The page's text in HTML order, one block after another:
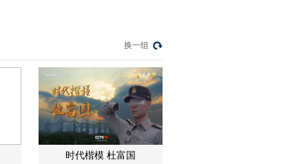
换一组
时代楷模 杜富国